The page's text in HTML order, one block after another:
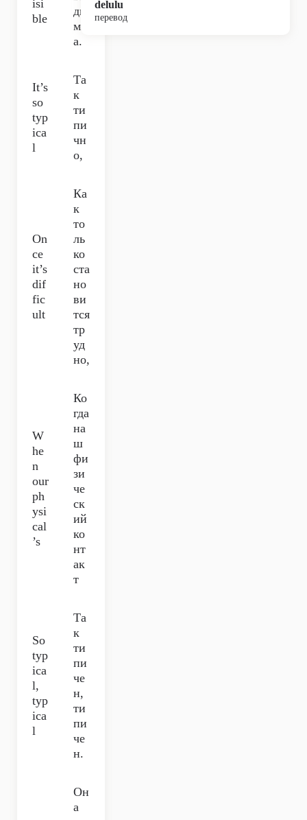
isi
ble
ди
мк
а.
It’s
so
typ
ica
l
Та
к
ти
пи
чн
о,
On
ce
it’s
dif
fic
ult
Ка
к
то
ль
ко
ста
но
ви
тся
тр
уд
но,
W
he
n
our
ph
ysi
cal
’s
Ко
гда
на
ш
фи
зи
че
ск
ий
ко
нт
ак
т
So
typ
ica
l,
typ
ica
l
Та
к
ти
пи
че
н,
ти
пи
че
н.
Он
а
delulu
перевод